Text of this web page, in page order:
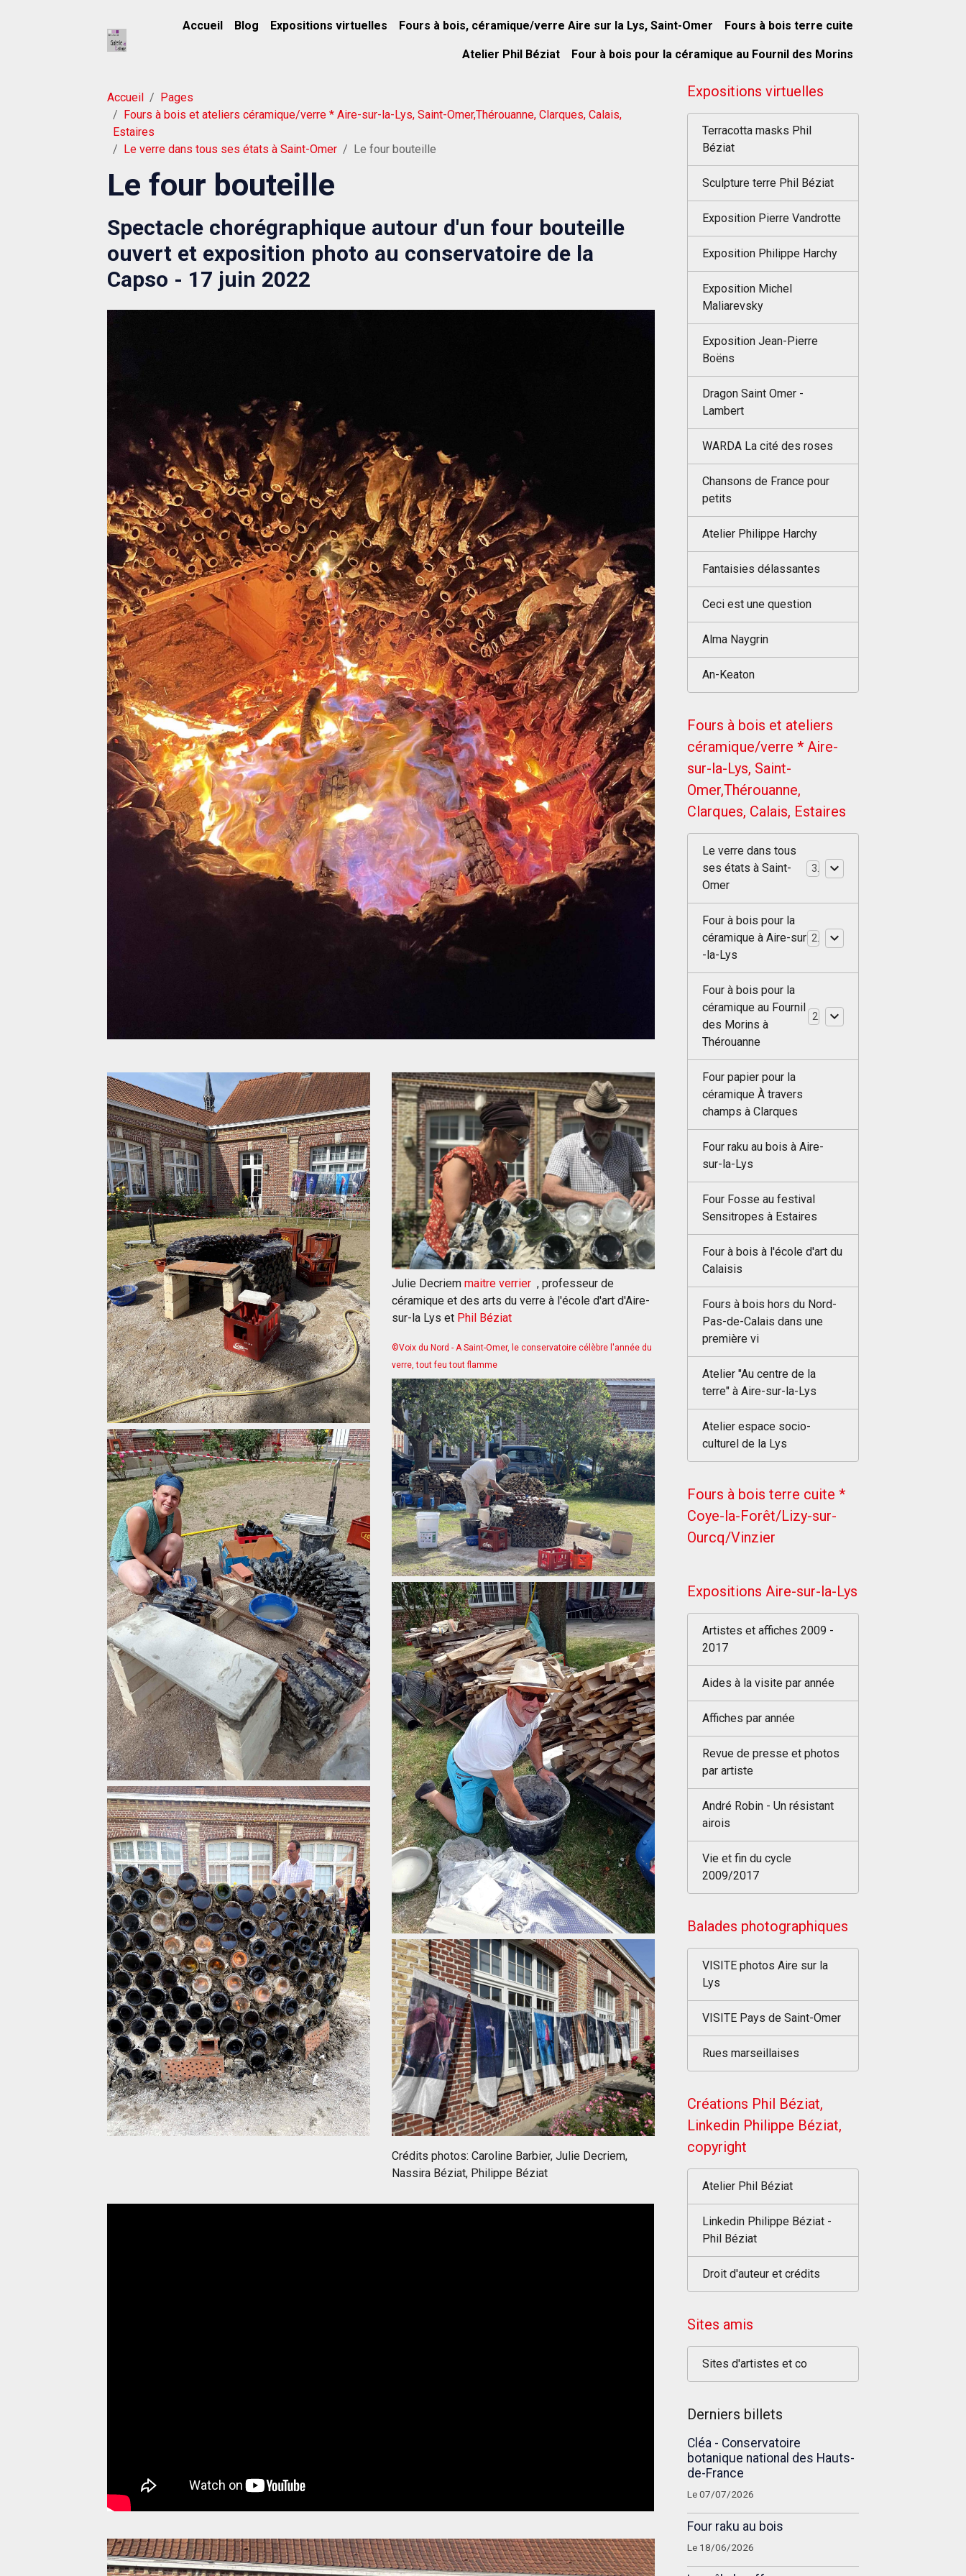
Accueil Blog Expositions virtuelles Fours à bois, céramique/verre Aire sur la Lys, Saint-Omer Fours à bois terre cuite
Atelier Phil Béziat Four à bois pour la céramique au Fournil des Morins
Accueil
Pages
Fours à bois et ateliers céramique/verre * Aire-sur-la-Lys, Saint-Omer,Thérouanne, Clarques, Calais,
Estaires
Le verre dans tous ses états à Saint-Omer
Le four bouteille
Le four bouteille
Spectacle chorégraphique autour d'un four bouteille
ouvert et exposition photo au conservatoire de la
Capso - 17 juin 2022
Julie Decriemmaitre verrier , professeur de
céramique et des arts du verre à l'école d'art d'Aire-
sur-la Lys et Phil Béziat
©Voix du Nord - A Saint-Omer, le conservatoire célèbre l'année du
verre, tout feu tout flamme
Crédits photos: Caroline Barbier, Julie Decriem,
Nassira Béziat, Philippe Béziat
Expositions virtuelles
Terracotta masks Phil
Béziat
Sculpture terre Phil Béziat
Exposition Pierre Vandrotte
Exposition Philippe Harchy
Exposition Michel
Maliarevsky
Exposition Jean-Pierre
Boëns
Dragon Saint Omer -
Lambert
WARDA La cité des roses
Chansons de France pour
petits
Atelier Philippe Harchy
Fantaisies délassantes
Ceci est une question
Alma Naygrin
An-Keaton
Fours à bois et ateliers
céramique/verre * Aire-
sur-la-Lys, Saint-
Omer,Thérouanne,
Clarques, Calais, Estaires
Le verre dans tous
ses états à Saint-
Omer
Four à bois pour la
céramique à Aire-sur
-la-Lys
Four à bois pour la
céramique au Fournil
des Morins à
Thérouanne
Four papier pour la
céramique À travers
champs à Clarques
Four raku au bois à Aire-
sur-la-Lys
Four Fosse au festival
Sensitropes à Estaires
Four à bois à l'école d'art du
Calaisis
Fours à bois hors du Nord-
Pas-de-Calais dans une
première vi
Atelier "Au centre de la
terre" à Aire-sur-la-Lys
Atelier espace socio-
culturel de la Lys
Fours à bois terre cuite *
Coye-la-Forêt/Lizy-sur-
Ourcq/Vinzier
Expositions Aire-sur-la-Lys
Artistes et affiches 2009 -
2017
Aides à la visite par année
Affiches par année
Revue de presse et photos
par artiste
André Robin - Un résistant
airois
Vie et fin du cycle
2009/2017
Balades photographiques
VISITE photos Aire sur la
Lys
VISITE Pays de Saint-Omer
Rues marseillaises
Créations Phil Béziat,
Linkedin Philippe Béziat,
copyright
Atelier Phil Béziat
Linkedin Philippe Béziat -
Phil Béziat
Droit d'auteur et crédits
Sites amis
Sites d'artistes et co
Derniers billets
Cléa - Conservatoire
botanique national des Hauts-
de-France
Le 07/07/2026
Four raku au bois
Le 18/06/2026